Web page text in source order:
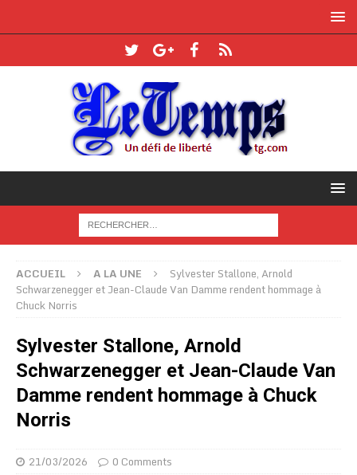
ACCUEIL A LA UNE
Sylvester Stallone, Arnold
Schwarzenegger et Jean-Claude Van Damme rendent hommage à
Chuck Norris
Sylvester Stallone, Arnold
Schwarzenegger et Jean-Claude Van
Damme rendent hommage à Chuck
Norris
21/03/2026 0 Comments